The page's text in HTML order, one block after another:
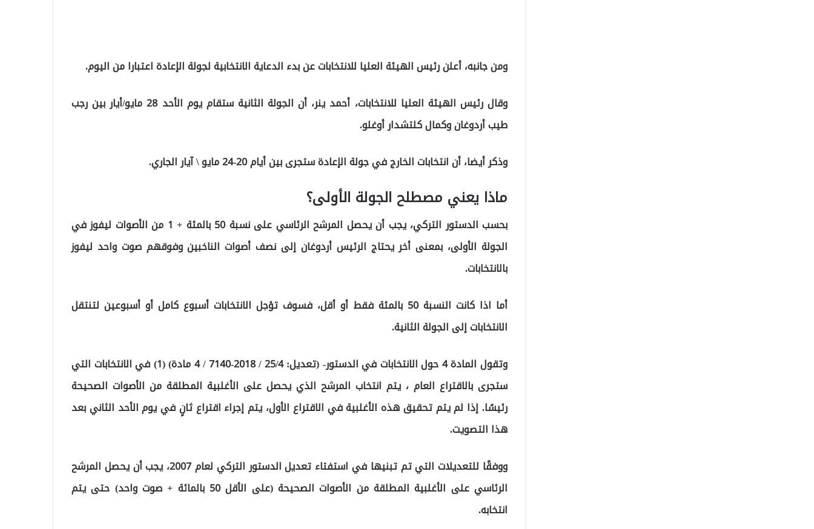
ومن جانبه، أعلن رئيس الهيئة العليا للانتخابات عن بدء الدعاية الانتخابية لجولة الإعادة اعتبارا من اليوم.
وقال رئيس الهيئة العليا للانتخابات، أحمد ينر، أن الجولة الثانية ستقام يوم الأحد 28 مايو/أيار بين رجب
طيب أردوغان وكمال كلتشدار أوغلو.
وذكر أيضا، أن انتخابات الخارج في جولة الإعادة ستجرى بين أيام 20-24 مايو \ آيار الجاري.
ماذا يعني مصطلح الجولة الأولى؟
بحسب الدستور التركي، يجب أن يحصل المرشح الرئاسي على نسبة 50 بالمئة + 1 من الأصوات ليفوز في
الجولة الأولى، بمعنى أخر يحتاج الرئيس أردوغان إلى نصف أصوات الناخبين وفوقهم صوت واحد ليفوز
بالانتخابات.
أما اذا كانت النسبة 50 بالمئة فقط أو أقل، فسوف تؤجل الانتخابات أسبوع كامل أو أسبوعين لتنتقل
الانتخابات إلى الجولة الثانية.
وتقول المادة 4 حول الانتخابات في الدستور- (تعديل: 25/4 / 2018-7140 / 4 مادة) (1) في الانتخابات التي
ستجرى بالاقتراع العام ، يتم انتخاب المرشح الذي يحصل على الأغلبية المطلقة من الأصوات الصحيحة
رئيسًا. إذا لم يتم تحقيق هذه الأغلبية في الاقتراع الأول، يتم إجراء اقتراع ثانٍ في يوم الأحد الثاني بعد
هذا التصويت.
ووفقًا للتعديلات التي تم تبنيها في استفتاء تعديل الدستور التركي لعام 2007، يجب أن يحصل المرشح
الرئاسي على الأغلبية المطلقة من الأصوات الصحيحة (على الأقل 50 بالمائة + صوت واحد) حتى يتم
انتخابه.